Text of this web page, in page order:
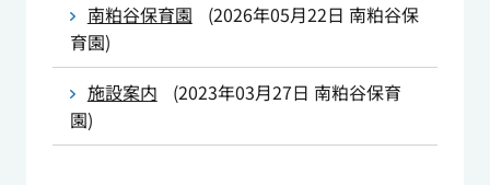
南粕谷保育園 (2026年05月22日 南粕谷保
育園)
施設案内
(2023年03月27日 南粕谷保育
園)